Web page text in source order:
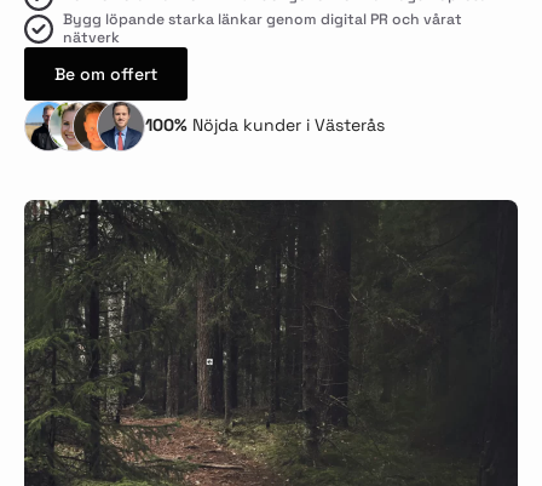
Bygg löpande starka länkar genom digital PR och vårat
nätverk
Be om offert
100% Nöjda kunder i Västerås